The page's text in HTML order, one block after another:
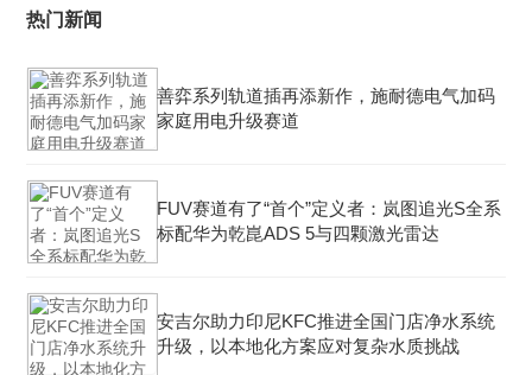
热门新闻
善弈系列轨道插再添新作，施耐德电气加码
家庭用电升级赛道
FUV赛道有了“首个”定义者：岚图追光S全系
标配华为乾崑ADS 5与四颗激光雷达
安吉尔助力印尼KFC推进全国门店净水系统
升级，以本地化方案应对复杂水质挑战